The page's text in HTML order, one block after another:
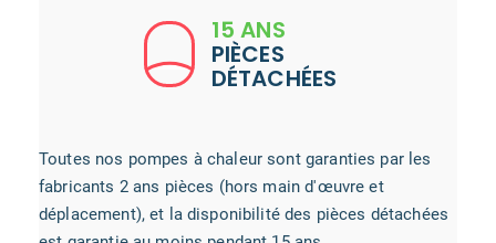
15 ANS
PIÈCES
DÉTACHÉES
Toutes nos pompes à chaleur sont garanties par les
fabricants 2 ans pièces (hors main d'œuvre et
déplacement), et la disponibilité des pièces détachées